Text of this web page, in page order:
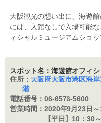
大阪観光の想い出に、海遊
には、入館なしで入場可能
ィシャルミュージアムショ
スポット名：海遊館オフィ
住所： 大阪府大阪市港区海
階
電話番号： 06-6576-5600
営業時間： 2020年9月23日～
【平日】10： 30